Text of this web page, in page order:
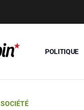
POLITIQUE
SOCIÉTÉ